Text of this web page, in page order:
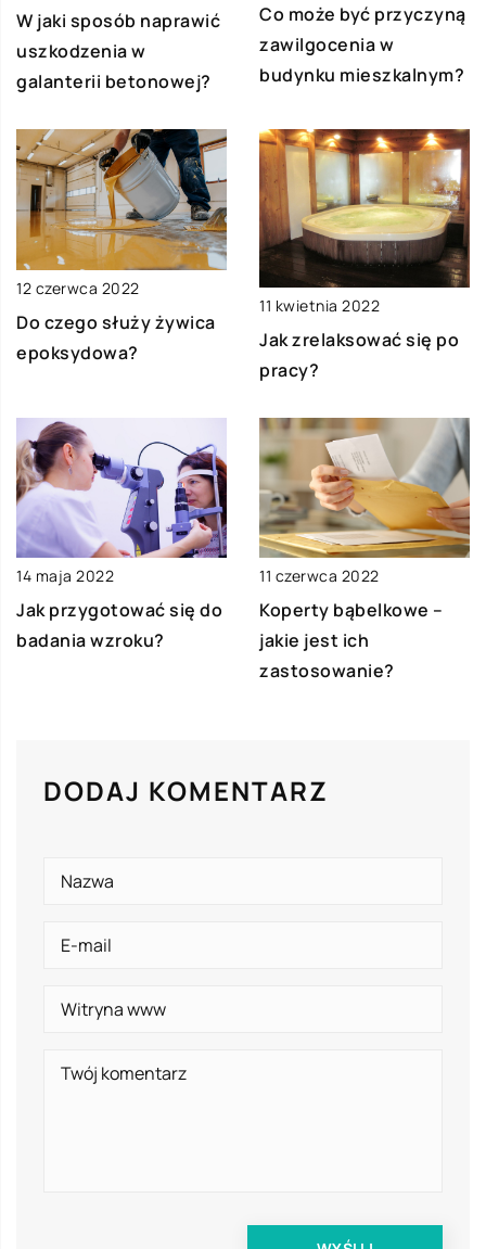
W jaki sposób naprawić
uszkodzenia w
galanterii betonowej?
Co może być przyczyną
zawilgocenia w
budynku mieszkalnym?
12 czerwca 2022
Do czego służy żywica
epoksydowa?
11 kwietnia 2022
Jak zrelaksować się po
pracy?
14 maja 2022
Jak przygotować się do
badania wzroku?
11 czerwca 2022
Koperty bąbelkowe –
jakie jest ich
zastosowanie?
DODAJ KOMENTARZ